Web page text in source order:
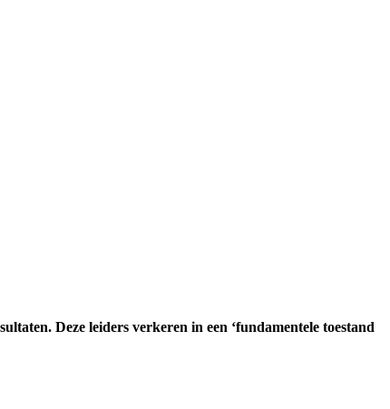
Deze leiders verkeren in een ‘fundamentele toestand